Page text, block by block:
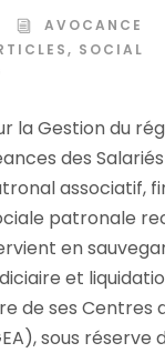
AVOCANCE
, SOCIAL
la Gestion du
des
associatif,
patronale
en
et
de ses Centres
sous réserve